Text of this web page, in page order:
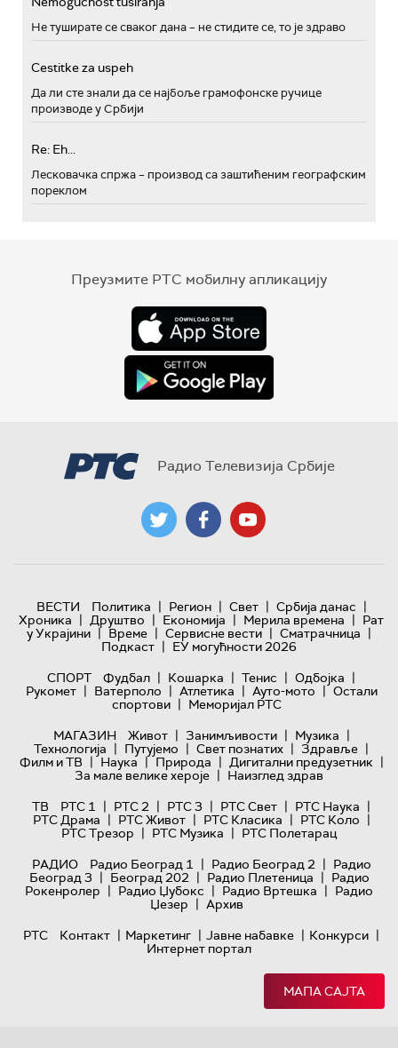
Не туширате се сваког дана – не стидите се, то је здраво
Cestitke za uspeh
Да ли сте знали да се најбоље грамофонске ручице
производе у Србији
Re: Eh...
Лесковачка спржа – производ са заштићеним географским
пореклом
Преузмите РТС мобилну апликацију
Радио Телевизија Србије
ВЕСТИ Политика | Регион | Свет | Србија данас |
Хроника | Друштво | Економија | Мерила времена | Рат
у Украјини | Време | Сервисне вести | Сматрачница |
Подкаст | ЕУ могућности 2026
СПОРТ
Фудбал | Кошарка | Тенис | Одбојка |
Рукомет | Ватерполо | Атлетика | Ауто-мото | Остали
спортови | Меморијал РТС
МАГАЗИН
Живот | Занимљивости | Музика |
Технологијa | Путујемо | Свет познатих | Здравље |
Филм и ТВ | Наука | Природа | Дигитални предузетник |
За мале велике хероје | Наизглед здрав
ТВ
РТС 1 | РТС 2 | РТС 3 | РТС Свет | РТС Наука |
РТС Драма | РТС Живот | РТС Класика | РТС Коло |
РТС Трезор | РТС Музика | РТС Полетарац
РАДИО
Радио Београд 1 | Радио Београд 2 | Радио
Београд 3 | Београд 202 | Радио Плетеница | Радио
Рокенролер | Радио Џубокс | Радио Вртешка | Радио
Џезер | Архив
РТС
Контакт | Маркетинг | Јавне набавке | Конкурси |
Интернет портал
МАПА САЈТА